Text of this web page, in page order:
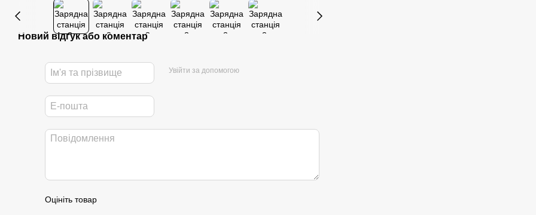
Новий відгук або коментар
Увійти за допомогою
Оцініть товар